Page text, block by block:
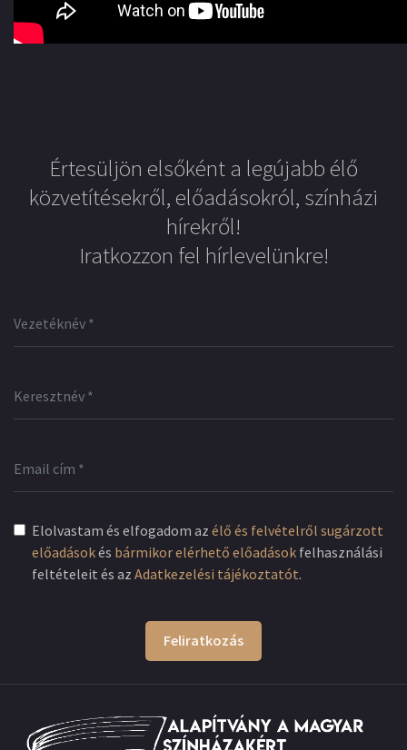
Értesüljön elsőként a legújabb élő
közvetítésekről, előadásokról, színházi
hírekről!
Iratkozzon fel hírlevelünkre!
Elolvastam és elfogadom az élő és felvételről sugárzott
előadásokés bármikor elérhető előadások felhasználási
feltételeit és az Adatkezelési tájékoztatót.
Feliratkozás